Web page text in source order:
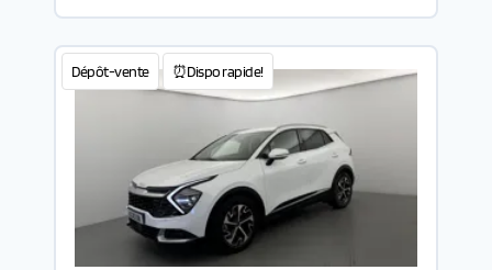
Dépôt-vente ⏰Dispo rapide!